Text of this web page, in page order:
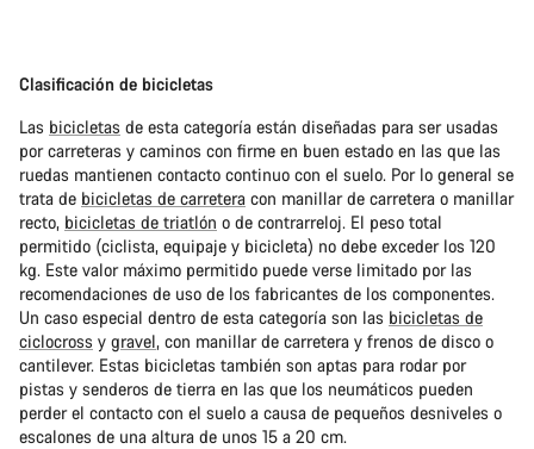
Clasificación de bicicletas
Las bicicletas de esta categoría están diseñadas para ser usadas
por carreteras y caminos con firme en buen estado en las que las
ruedas mantienen contacto continuo con el suelo. Por lo general se
trata de bicicletas de carretera con manillar de carretera o manillar
recto, bicicletas de triatlón o de contrarreloj. El peso total
permitido (ciclista, equipaje y bicicleta) no debe exceder los 120
kg. Este valor máximo permitido puede verse limitado por las
recomendaciones de uso de los fabricantes de los componentes.
Un caso especial dentro de esta categoría son las bicicletas de
ciclocross y gravel, con manillar de carretera y frenos de disco o
cantilever. Estas bicicletas también son aptas para rodar por
pistas y senderos de tierra en las que los neumáticos pueden
perder el contacto con el suelo a causa de pequeños desniveles o
escalones de una altura de unos 15 a 20 cm.